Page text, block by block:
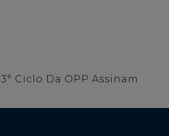
Ciclo Da OPP Assinam